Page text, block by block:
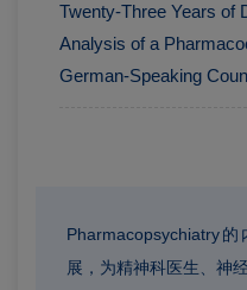
Twenty-Three Years of
Analysis of a
German-Speaking
Pharmacopsychiatry
展，为精神科医生、神